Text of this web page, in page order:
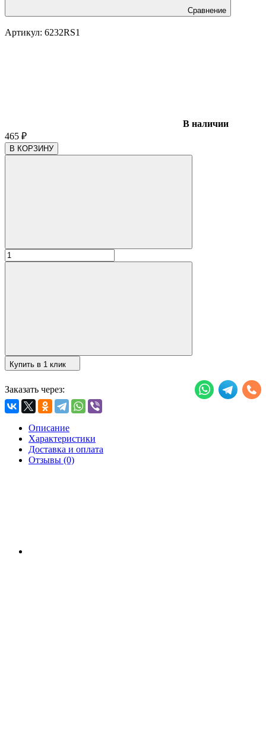
Сравнение
Артикул: 6232RS1
В наличии
465 ₽
В КОРЗИНУ
Купить в 1 клик
Заказать через:
Описание
Характеристики
Доставка и оплата
Отзывы (0)